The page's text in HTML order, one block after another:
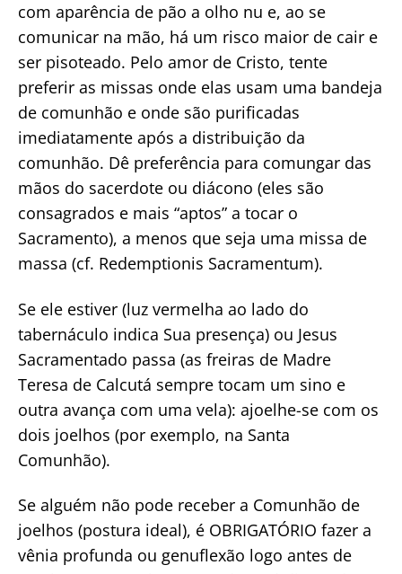
com aparência de pão a olho nu e, ao se
comunicar na mão, há um risco maior de cair e
ser pisoteado. Pelo amor de Cristo, tente
preferir as missas onde elas usam uma bandeja
de comunhão e onde são purificadas
imediatamente após a distribuição da
comunhão. Dê preferência para comungar das
mãos do sacerdote ou diácono (eles são
consagrados e mais “aptos” a tocar o
Sacramento), a menos que seja uma missa de
massa (cf. Redemptionis Sacramentum).
Se ele estiver (luz vermelha ao lado do
tabernáculo indica Sua presença) ou Jesus
Sacramentado passa (as freiras de Madre
Teresa de Calcutá sempre tocam um sino e
outra avança com uma vela): ajoelhe-se com os
dois joelhos (por exemplo, na Santa
Comunhão).
Se alguém não pode receber a Comunhão de
joelhos (postura ideal), é OBRIGATÓRIO fazer a
vênia profunda ou genuflexão logo antes de